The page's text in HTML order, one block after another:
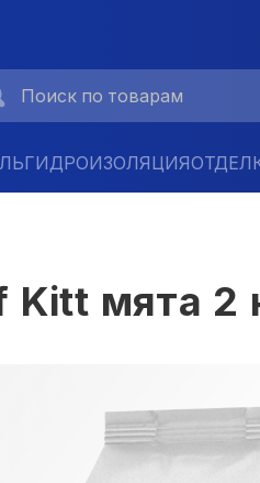
ГИДРОИЗОЛЯЦИЯ
Kitt мята 2